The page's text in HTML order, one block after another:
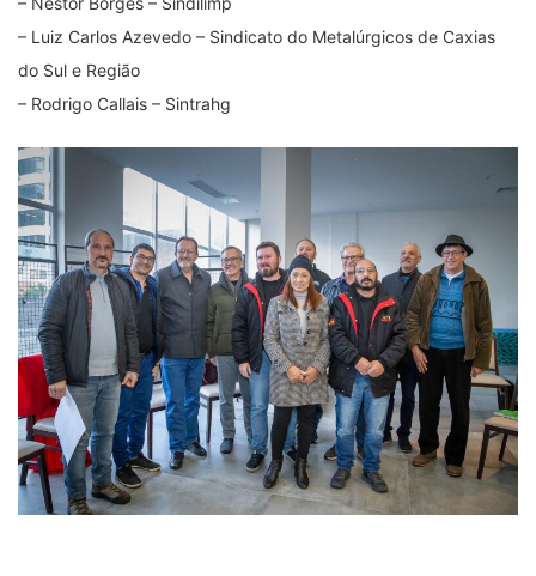
– Luiz Carlos Azevedo – Sindicato do Metalúrgicos de Caxias
do Sul e Região
– Rodrigo Callais – Sintrahg